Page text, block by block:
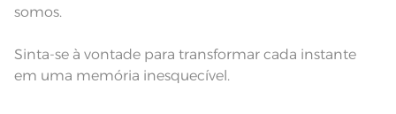
somos.
Sinta-se à vontade para transformar cada instante
em uma memória inesquecível.